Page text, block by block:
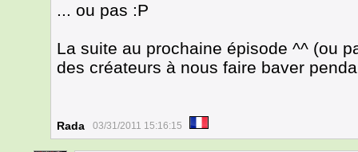
... ou pas :P
La suite au prochaine épisode ^^ (ou
des créateurs à nous faire baver
Rada 03/31/2011 15:16:15